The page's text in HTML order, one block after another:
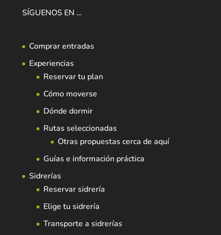
SÍGUENOS EN …
Comprar entradas
Experiencias
Reservar tu plan
Cómo moverse
Dónde dormir
Rutas seleccionadas
Otras propuestas cerca de aquí
Guías e información práctica
Sidrerías
Reservar sidrería
Elige tu sidrería
Transporte a sidrerías